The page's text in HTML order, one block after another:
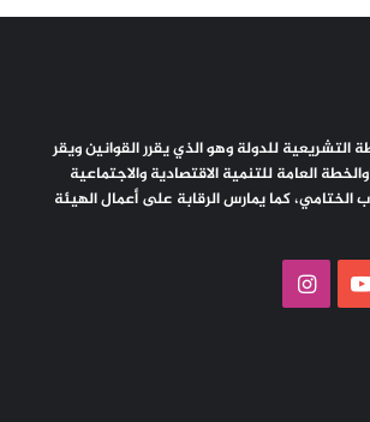
للدولة وهو الذي يقرر القوانين ويقر
العامة للتنمية الاقتصادية والاجتماعية
الختامي، كما يمارس الرقابة على أعمال الهيئة
يوتيوب